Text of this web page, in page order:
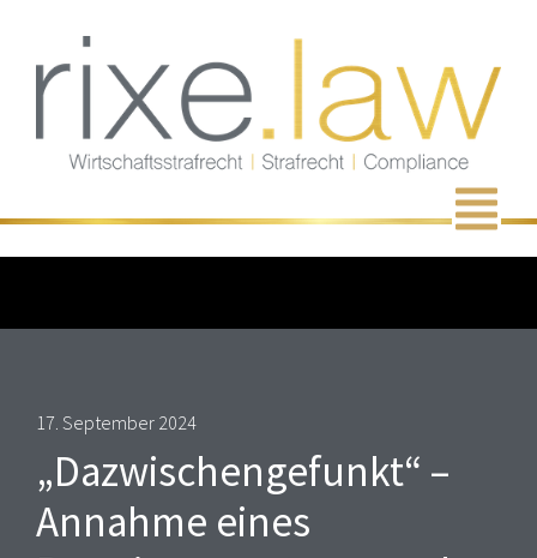
Inhalt
springen
Menü
17. September 2024
„Dazwischengefunkt“ –
Annahme eines